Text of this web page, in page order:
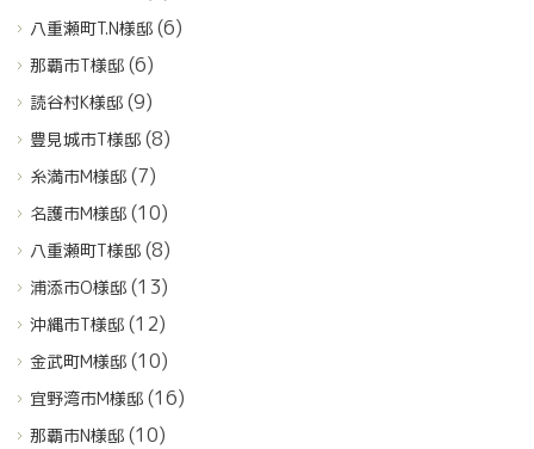
八重瀬町T.N様邸 (6)
那覇市T様邸 (6)
読谷村K様邸 (9)
豊見城市T様邸 (8)
糸満市M様邸 (7)
名護市M様邸 (10)
八重瀬町T様邸 (8)
浦添市O様邸 (13)
沖縄市T様邸 (12)
金武町M様邸 (10)
宜野湾市M様邸 (16)
那覇市N様邸 (10)